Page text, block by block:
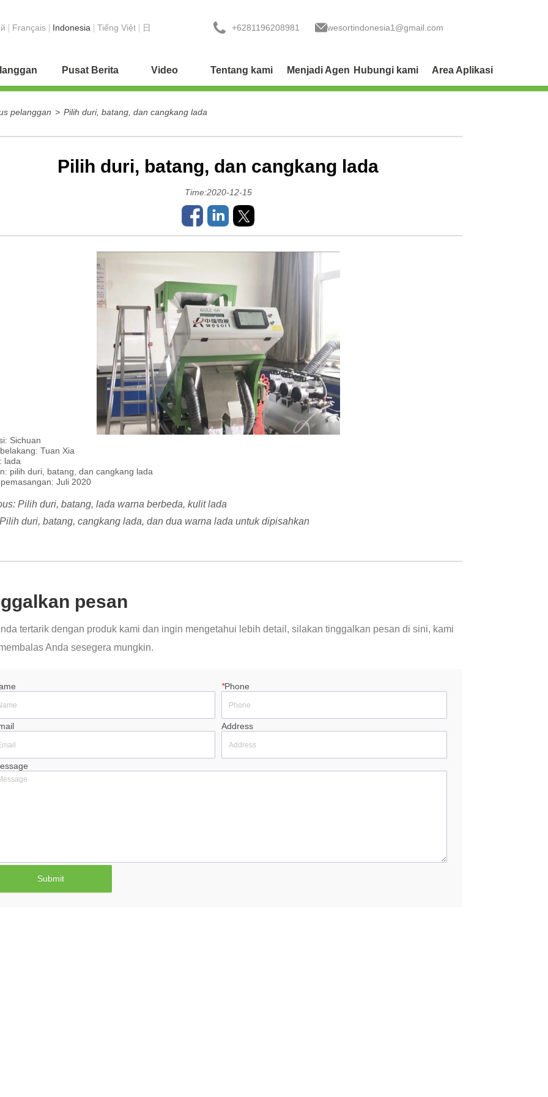
+6281196208981
Français Indonesia Tiếng Việt
日
wesortindonesia1@gmail.com
Pusat Berita Video Tentang kami Menjadi Agen Hubungi kami Area Aplikasi
pelanggan > Pilih duri, batang, dan cangkang lada
Pilih duri, batang, dan cangkang lada
Time:2020-12-15
Sichuan
Tuan Xia
lada
pilih duri, batang, dan cangkang lada
Juli 2020
Pilih duri, batang, lada warna berbeda, kulit lada
Pilih duri, batang, cangkang lada, dan dua warna lada untuk dipisahkan
pesan
tertarik dengan produk kami dan ingin mengetahui lebih detail, silakan tinggalkan pesan di sini, kami
Anda sesegera mungkin.
*Phone
Address
Submit